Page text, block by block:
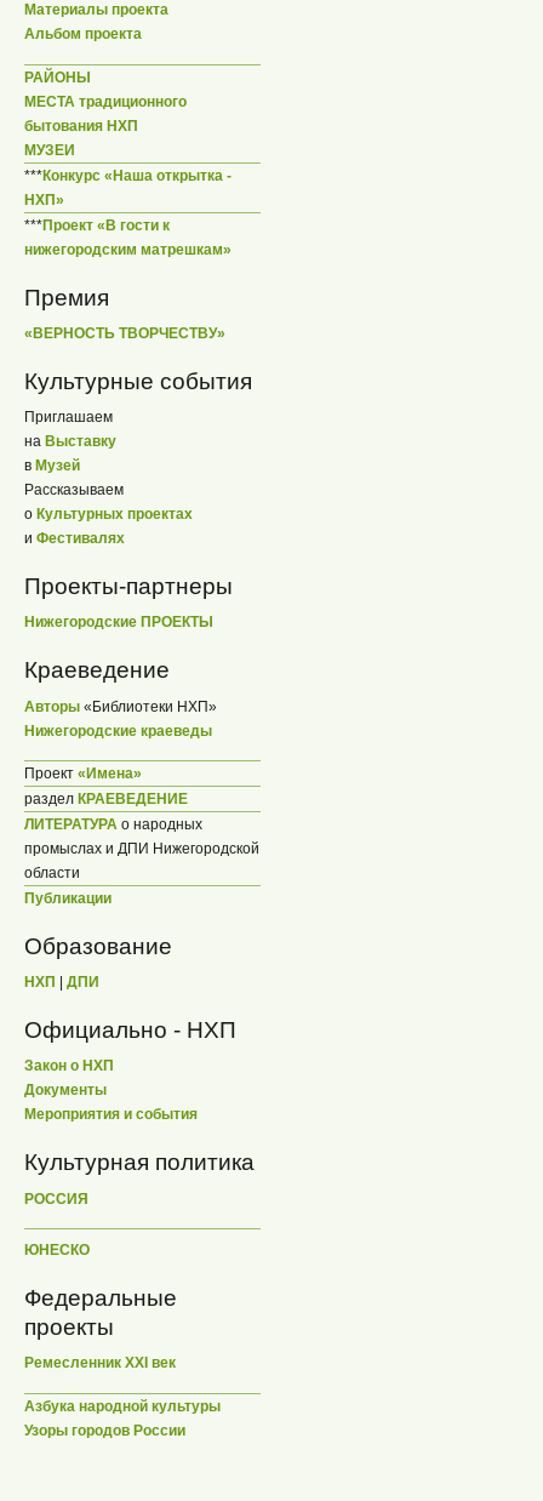
Материалы проекта
Альбом проекта
РАЙОНЫ
МЕСТА традиционного
бытования НХП
МУЗЕИ
***Конкурс «Наша открытка -
НХП»
***Проект «В гости к
нижегородским матрешкам»
Премия
«ВЕРНОСТЬ ТВОРЧЕСТВУ»
Культурные события
Приглашаем
на Выставку
в Музей
Рассказываем
о Культурных проектах
и Фестивалях
Проекты-партнеры
Нижегородские ПРОЕКТЫ
Краеведение
Авторы «Библиотеки НХП»
Нижегородские краеведы
Проект «Имена»
раздел КРАЕВЕДЕНИЕ
ЛИТЕРАТУРА о народных
промыслах и ДПИ Нижегородской
области
Публикации
Образование
НХП ДПИ
Официально - НХП
Закон о НХП
Документы
Мероприятия и события
Культурная политика
РОССИЯ
ЮНЕСКО
Федеральные
проекты
Ремесленник XXI век
Азбука народной культуры
Узоры городов России